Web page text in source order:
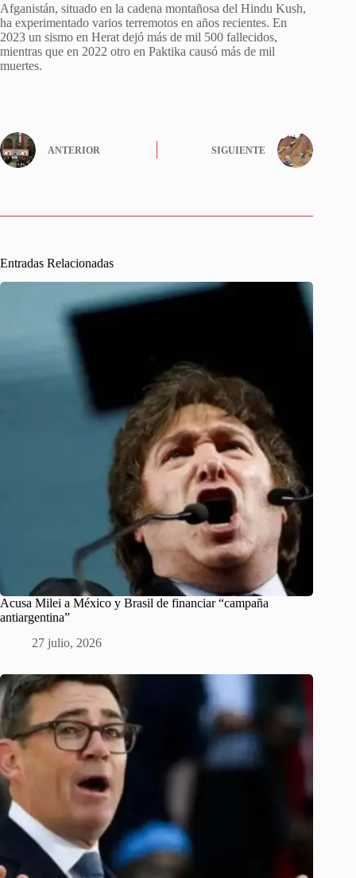
Afganistán, situado en la cadena montañosa del Hindu Kush,
ha experimentado varios terremotos en años recientes. En
2023 un sismo en Herat dejó más de mil 500 fallecidos,
mientras que en 2022 otro en Paktika causó más de mil
muertes.
ANTERIOR SIGUIENTE
Entradas Relacionadas
Acusa Milei a México y Brasil de financiar “campaña
antiargentina”
27 julio, 2026